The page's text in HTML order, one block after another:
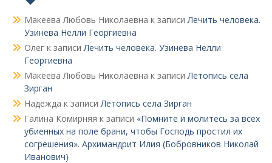
Макеева Любовь Николаевна к записиЛечить человека.
Узинева Нелли Георгиевна
Олег к записиЛечить человека. Узинева Нелли
Георгиевна
Макеева Любовь Николаевна к записиЛетопись села
Зирган
Надежда к записиЛетопись села Зирган
Галина Комирняя к записи «Помните и молитесь за всех
убиенных на поле брани, чтобы Господь простил их
согрешения». Архимандрит Илия (Бобровников Николай
Иванович)